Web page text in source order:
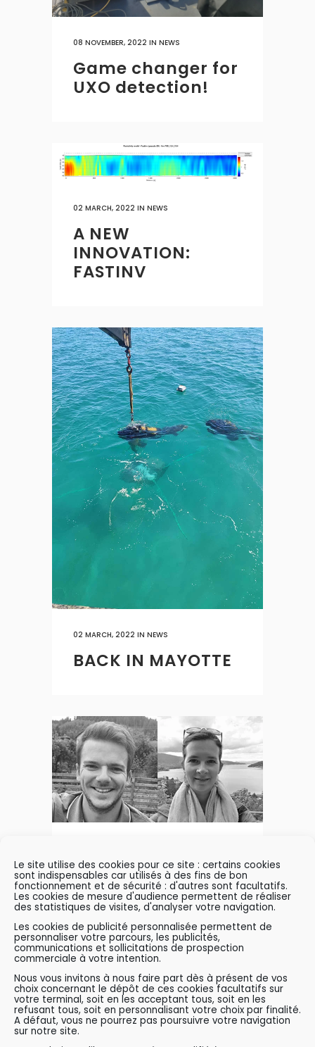
Le site utilise des cookies pour ce site : certains cookies
sont indispensables car utilisés à des fins de bon
fonctionnement et de sécurité : d'autres sont facultatifs.
Les cookies de mesure d'audience permettent de réaliser
des statistiques de visites, d'analyser votre navigation.
Les cookies de publicité personnalisée permettent de
personnaliser votre parcours, les publicités,
communications et sollicitations de prospection
commerciale à votre intention.
Nous vous invitons à nous faire part dès à présent de vos
choix concernant le dépôt de ces cookies facultatifs sur
votre terminal, soit en les acceptant tous, soit en les
refusant tous, soit en personnalisant votre choix par finalité.
A défaut, vous ne pourrez pas poursuivre votre navigation
sur notre site.
08 NOVEMBER, 2022 IN NEWS
Game changer for
UXO detection!
02 MARCH, 2022 IN NEWS
A NEW
INNOVATION:
FASTINV
02 MARCH, 2022 IN NEWS
BACK IN MAYOTTE
TWO NEW
ENGINEERS